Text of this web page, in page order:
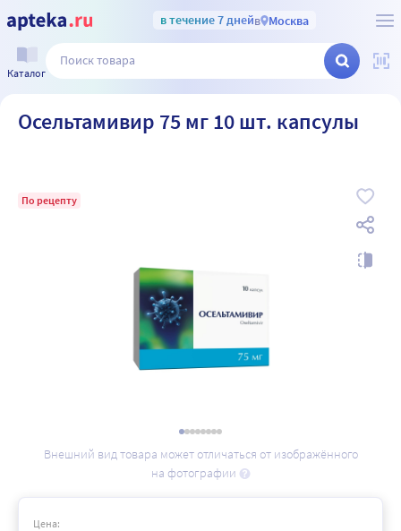
в течение 7 днейв Москва
Каталог
Осельтамивир 75 мг 10 шт. капсулы
По рецепту
Внешний вид товара может отличаться от изображённого
на фотографии
Цена: